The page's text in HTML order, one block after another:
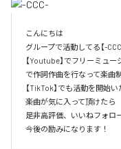
こんにちは
グループで活動してる【-
【Youtube】でフリーミュー
で作詞作曲を行なって楽曲
【TikTok】でも活動を開始い
楽曲が気に入って頂けたら
是非高評価、いいねフォロ
今後の励みになります！